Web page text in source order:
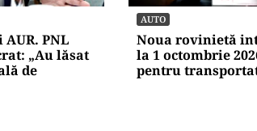
de luni.
șantier
INTERNAȚIONAL
Megayahtul
americani de la
fost scos la